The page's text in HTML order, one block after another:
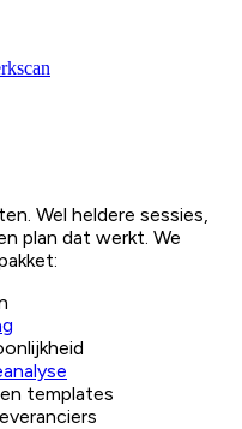
Wel heldere sessies,
plan dat werkt. We
templates